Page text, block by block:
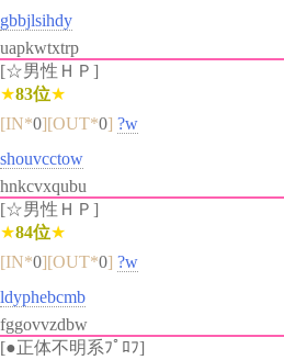
gbbjlsihdy
uapkwtxtrp
[☆男性ＨＰ]
★83位★
[IN*0][OUT*0] ?w
shouvcctow
hnkcvxqubu
[☆男性ＨＰ]
★84位★
[IN*0][OUT*0] ?w
ldyphebcmb
fggovvzdbw
[●正体不明系ﾌﾟﾛﾌ]